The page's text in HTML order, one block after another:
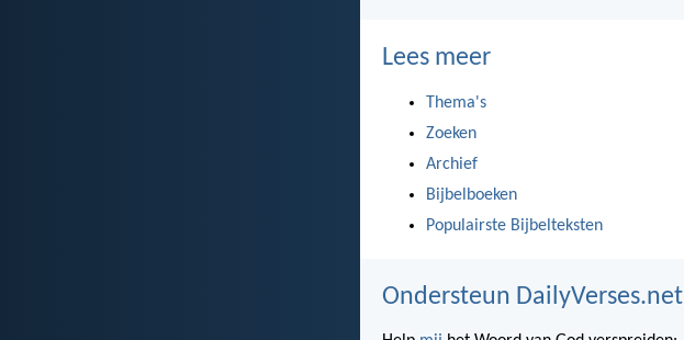
Lees meer
Thema's
Zoeken
Archief
Bijbelboeken
Populairste Bijbelteksten
Ondersteun DailyVerses.net